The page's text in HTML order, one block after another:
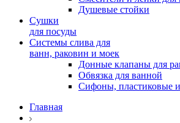
Душевые стойки
Сушки
для посуды
Системы слива для
ванн, раковин и моек
Донные клапаны для
Обвязка для ванной
Сифоны, пластиковые
Главная